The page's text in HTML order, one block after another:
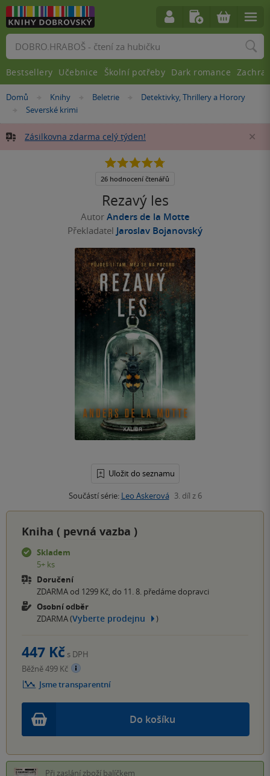
Nacházíte
Domů »Knihy »
Beletrie »
Detektivky, Thrillery a Horory
»
Severské krimi
Zásilkovna zdarma celý týden!
Rezavý les
Autor Anders de la Motte
Překladatel Jaroslav Bojanovský
Uložit do seznamu
Součástí série: Leo Askerová 3. díl z 6
4.8
5
26 hodnocení čtenářů
Kniha ( pevná vazba )
Skladem
5+ ks
Doručení
ZDARMA od 1299 Kč, do 11. 8. předáme dopravci
Osobní odběr
ZDARMA (Vyberte prodejnu )
Do košíku
447 Kč s DPH
Běžně 499 Kč
Jsme transparentní
Při zaslání zboží balíčkem
Vyhledávání
Bestsellery Učebnice Školní potřeby Dark romance